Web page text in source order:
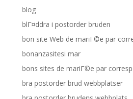
blog
blГ¤ddra i postorder bruden
bon site Web de mariГ©e par
bonanzasitesi mar
bons sites de mariГ©e par
bra postorder brud webbplatser